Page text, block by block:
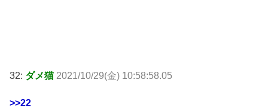
32: ダメ猫 2021/10/29(金) 10:58:58.05
>>22